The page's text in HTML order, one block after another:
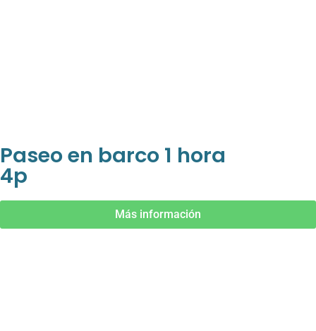
Paseo en barco 1 hora
4p
Más información